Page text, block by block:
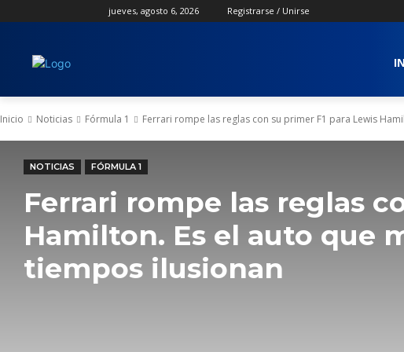
jueves, agosto 6, 2026 Registrarse / Unirse
Inicio Noticias Fórmula 1 Ferrari rompe las reglas con su primer F1 para Lewis
NOTICIAS FÓRMULA 1
Ferrari rompe las reglas
Hamilton. Es el auto que
tiempos ilusionan